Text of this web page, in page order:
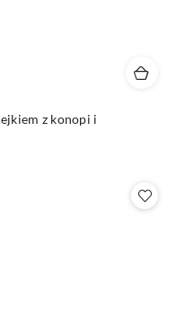
z konopi i